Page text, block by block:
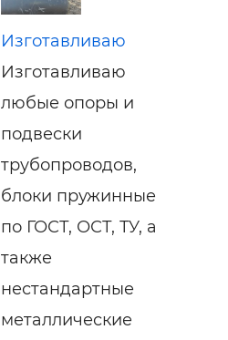
Изготавливаю
Изготавливаю
любые опоры и
подвески
трубопроводов,
блоки пружинные
по ГОСТ, ОСТ, ТУ, а
также
нестандартные
металлические